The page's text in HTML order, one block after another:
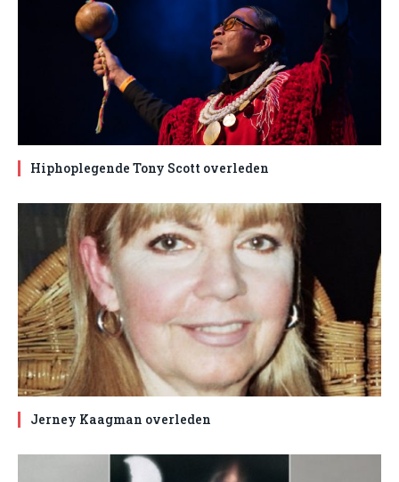
Hiphoplegende Tony Scott overleden
Jerney Kaagman overleden